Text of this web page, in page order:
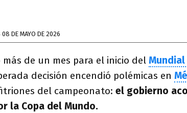
08 DE MAYO DE 2026
más de un mes para el inicio del Mundial
decisión encendió polémicas en
del campeonato: el gobierno
la Copa del Mundo.